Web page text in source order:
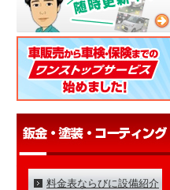
料金表ならびに設備紹介